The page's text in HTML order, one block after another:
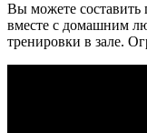
Вы можете составить
вместе с домашним
тренировки в зале.